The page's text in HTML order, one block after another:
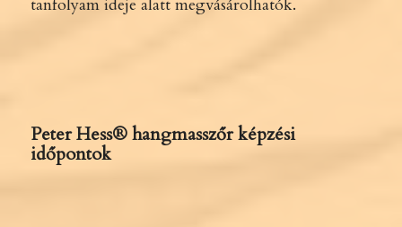
tanfolyam ideje alatt megvásárolhatók.
Peter Hess® hangmasszőr képzési
időpontok